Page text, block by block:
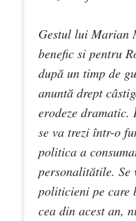
Gestul lui Marian
benefic si pentru
după un timp de
anuntă drept
erodeze dramatic.
se va trezi într-o
politica a
personalitătile.
politicieni pe care
cea din acest an,